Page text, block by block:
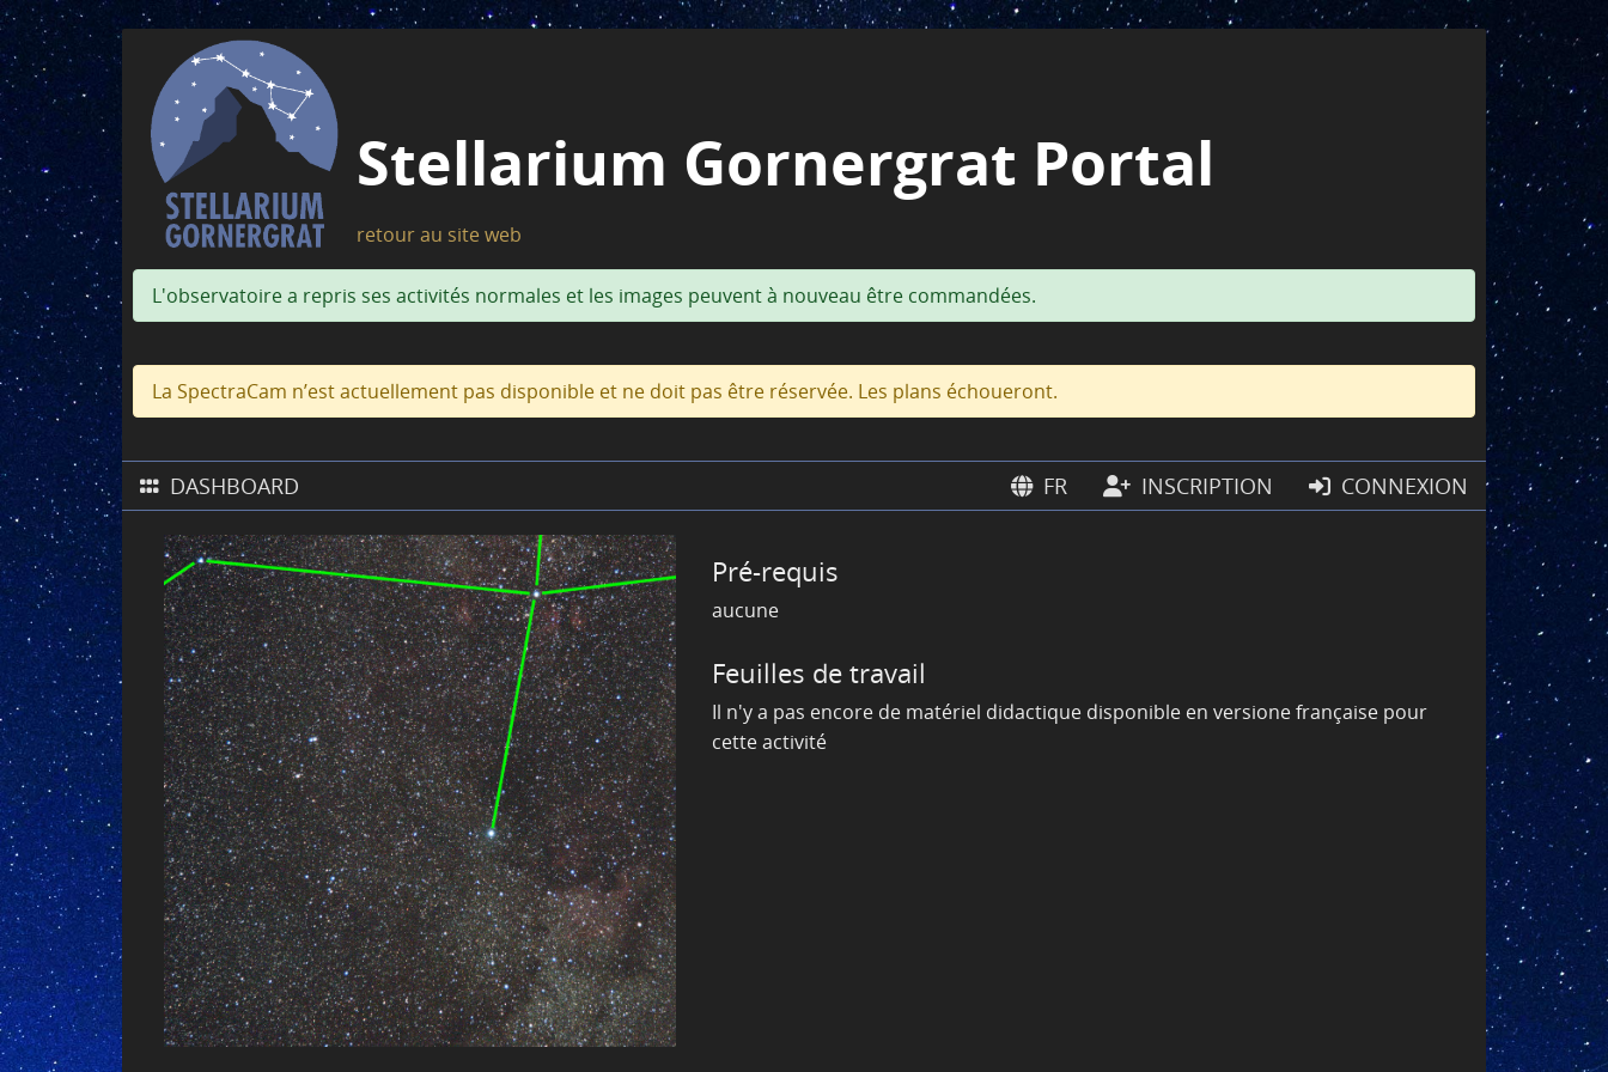
Stellarium Gornergrat Portal
retour au site web
L'observatoire a repris ses activités normales et les images peuvent à nouveau être commandées.
La SpectraCam n’est actuellement pas disponible et ne doit pas être réservée. Les plans échoueront.
DASHBOARD FR INSCRIPTION CONNEXION
Pré-requis
aucune
Feuilles de travail
Il n'y a pas encore de matériel didactique disponible en versione française pour
cette activité